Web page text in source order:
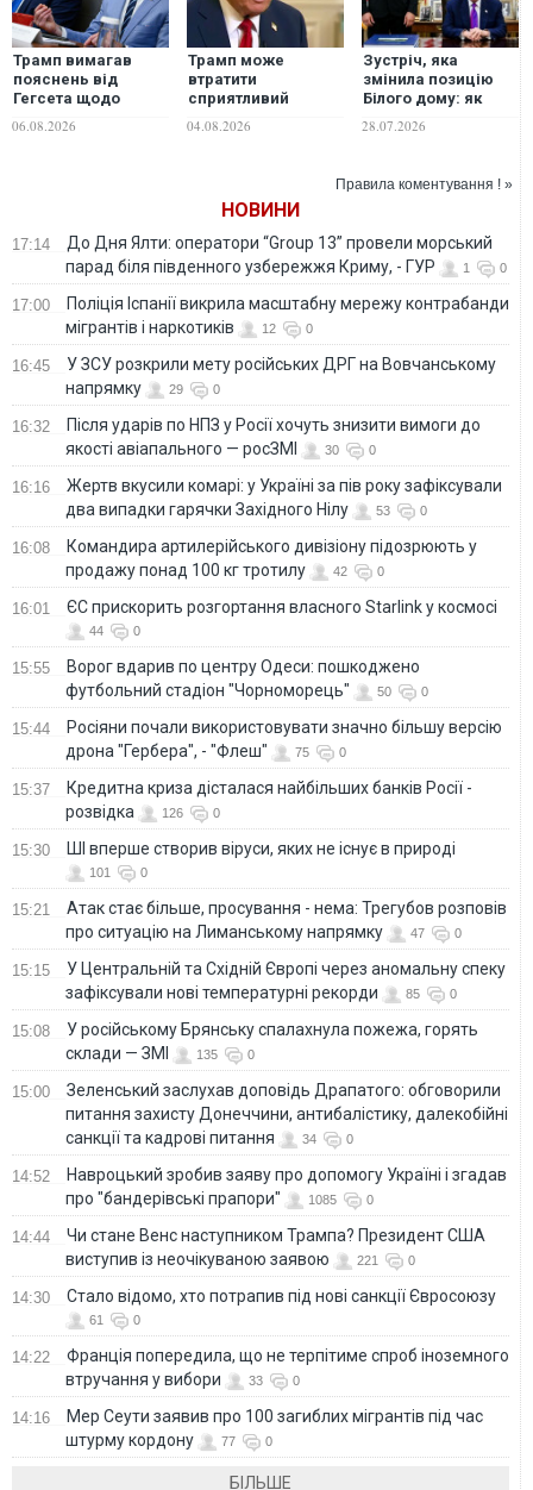
Трамп вимагав
пояснень від
Гегсета щодо
боєприпасів, - ЗМІ
06.08.2026
Трамп може
втратити
сприятливий
завершення війни
04.08.2026
Зустріч, яка
змінила позицію
Білого дому: як
Трампу, чим
росіян
28.07.2026
Правила коментування ! »
НОВИНИ
17:14
До Дня Ялти: оператори “Group 13” провели морський
парад біля південного узбережжя Криму, - ГУР
1 0
17:00
Поліція Іспанії викрила масштабну мережу контрабанди
мігрантів і наркотиків
12 0
16:45
У ЗСУ розкрили мету російських ДРГ на Вовчанському
напрямку
29 0
16:32
Після ударів по НПЗ у Росії хочуть знизити вимоги до
якості авіапального — росЗМІ
30 0
16:16
Жертв вкусили комарі: у Україні за пів року зафіксували
два випадки гарячки Західного Нілу
53 0
16:08
Командира артилерійського дивізіону підозрюють у
продажу понад 100 кг тротилу
42 0
16:01 ЄС прискорить розгортання власного Starlink у космосі
44 0
15:55
Ворог вдарив по центру Одеси: пошкоджено
футбольний стадіон "Чорноморець"
50 0
15:44
Росіяни почали використовувати значно більшу версію
дрона "Гербера", - "Флеш"
75 0
15:37
Кредитна криза дісталася найбільших банків Росії -
розвідка
126 0
15:30 ШІ вперше створив віруси, яких не існує в природі
101 0
15:21
Атак стає більше, просування - нема: Трегубов розповів
про ситуацію на Лиманському напрямку
47 0
15:15
У Центральній та Східній Європі через аномальну спеку
зафіксували нові температурні рекорди
85 0
15:08
У російському Брянську спалахнула пожежа, горять
склади — ЗМІ
135 0
15:00
Зеленський заслухав доповідь Драпатого: обговорили
питання захисту Донеччини, антибалістику, далекобійні
санкції та кадрові питання
34 0
14:52
Навроцький зробив заяву про допомогу Україні і згадав
про "бандерівські прапори"
1085 0
14:44
Чи стане Венс наступником Трампа? Президент США
виступив із неочікуваною заявою
221 0
14:30 Стало відомо, хто потрапив під нові санкції Євросоюзу
61 0
14:22
Франція попередила, що не терпітиме спроб іноземного
втручання у вибори
33 0
14:16
Мер Сеути заявив про 100 загиблих мігрантів під час
штурму кордону
77 0
БІЛЬШЕ